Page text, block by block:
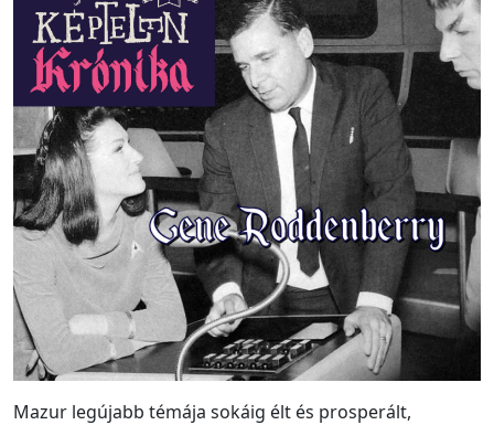
Mazur legújabb témája sokáig élt és prosperált,